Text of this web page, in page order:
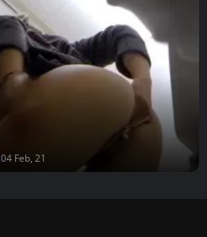
04 Feb, 21